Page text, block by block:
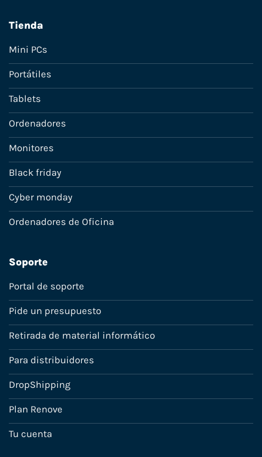
Tienda
Mini PCs
Portátiles
Tablets
Ordenadores
Monitores
Black friday
Cyber monday
Ordenadores de Oficina
Soporte
Portal de soporte
Pide un presupuesto
Retirada de material informático
Para distribuidores
DropShipping
Plan Renove
Tu cuenta